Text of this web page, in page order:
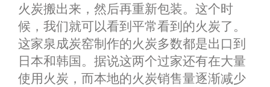
火炭搬出来，然后再重新包装。这个时
候，我们就可以看到平常看到的火炭了。
这家泉成炭窑制作的火炭多数都是出口到
日本和韩国。据说这两个过家还有在大量
使用火炭，而本地的火炭销售量逐渐减少